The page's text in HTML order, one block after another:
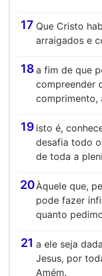
17 Que Cristo
arraigados e
18 a fim de que
compreender
comprimento,
19 isto é,
desafia todo
de toda a
20Àquele que,
pode fazer
quanto
21 a ele seja
Jesus, por
Amém.